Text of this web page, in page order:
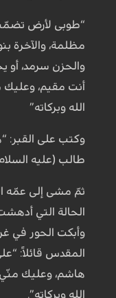
“طوبى لأرض
مظلمة، والآخرة
والحزن سرمد، أو
أنت مقيم، وعليك
الله وبركاته”
وكتب على القبر:
طالب (عليه
ثمّ مشى إلى عمّه
الحالة التي
وأبكت الحور في
المقدس قائلاً:
هاشم، وعليك
الله وبركاته”.